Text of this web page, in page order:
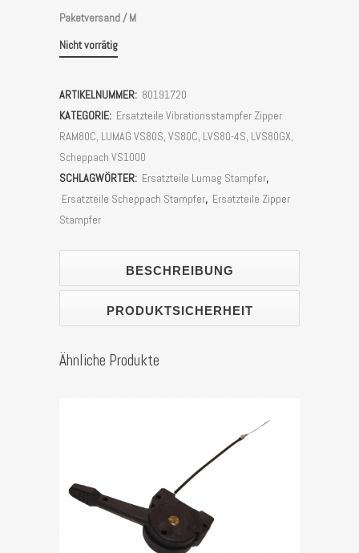
Paketversand / M
Nicht vorrätig
ARTIKELNUMMER: 80191720
KATEGORIE: Ersatzteile Vibrationsstampfer Zipper
RAM80C, LUMAG VS80S, VS80C, LVS80-4S, LVS80GX,
Scheppach VS1000
SCHLAGWÖRTER: Ersatzteile Lumag Stampfer,
Ersatzteile Scheppach Stampfer, Ersatzteile Zipper
Stampfer
BESCHREIBUNG
PRODUKTSICHERHEIT
Ähnliche Produkte